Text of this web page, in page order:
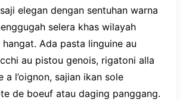
elegan dengan sentuhan warna
selera khas wilayah
Ada pasta linguine au
au pistou genois, rigatoni alla
a l’oignon, sajian ikan sole
de boeuf atau daging panggang.